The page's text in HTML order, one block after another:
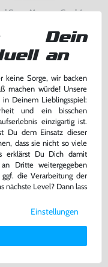
Sony Memory Card /
€
Warenkorb
Set: AV Cinchkabel &
Dein
an
keine Sorge, wir backen
machen würde! Unsere
Deinem Lieblingsspiel:
und ein bisschen
einzigartig ist.
Du dem Einsatz dieser
dass sie nicht so viele
erklärst Du Dich damit
Dritte weitergegeben
die Verarbeitung der
nächste Level? Dann lass
Cookies und
in unsererDaten­schutz­
Einstellungen